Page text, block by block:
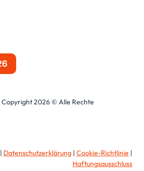
2026 © Alle Rechte
| Datenschutzerklärung | Cookie-Richtlinie |
Haftungsausschluss